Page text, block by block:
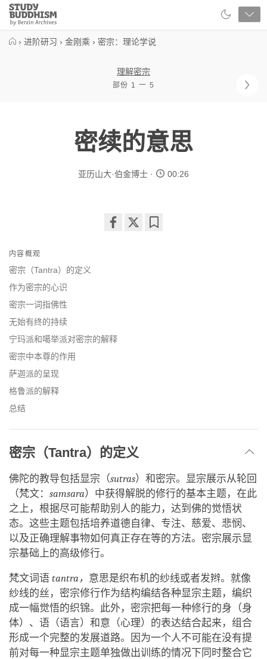
Close
Study
Buddhism
› 进阶研习 › 金刚乘 › 密宗：理论学说
理解密宗
部份 1 一 5
密续的意思
亚历山大·伯金博士 00:26
内容概观
密宗（Tantra）的定义
作为密宗的心识
密宗一词指佛性
无始有终的持续
宁玛派和噶举派对密宗的解释
密宗中本尊的作用
萨迦派的呈现
格鲁派的解释
总结
密宗（Tantra）的定义
佛陀的教导包括显宗（sutras）和密宗。显宗展示从轮回
（梵文： samsara）中获得解脱的修行的基本主题，在此
之上，根据尽可能帮助别人的能力，达到佛的觉悟状
态。这些主题包括培养道德自律、专注、慈爱、悲悯、
以及正确理解事物如何真正存在等的方法。密宗展示显
宗基础上的高级修行。
梵文词语 tantra， 意思是织布机的纱线或者发辫。就像
纱线的丝，密宗修行作为结构编结各种显宗主题，编织
成一幅觉悟的织锦。此外，密宗把每一种修行的身（身
体）、语（语言）和意（心理）的表达结合起来，组合
形成一个完整的发展道路。因为一个人不可能在没有提
前对每一种显宗主题单独做出训练的情况下同时整合它